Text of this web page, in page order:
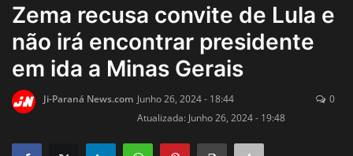
Home
Zema recusa convite de Lula e
não irá encontrar presidente
em ida a Minas Gerais
Ji-Paraná News.com Junho 26, 2024 - 18:44
Atualizada: Junho 26, 2024 - 19:48
0